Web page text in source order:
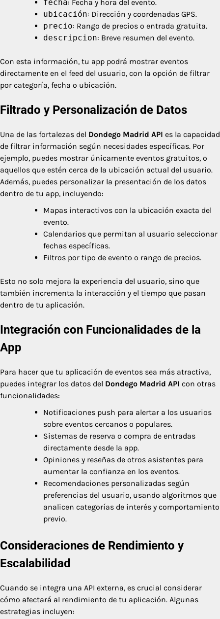
fecha: Fecha y hora del evento.
ubicación: Dirección y coordenadas GPS.
precio: Rango de precios o entrada gratuita.
descripcion: Breve resumen del evento.
Con esta información, tu app podrá mostrar eventos
directamente en el feed del usuario, con la opción de filtrar
por categoría, fecha o ubicación.
Filtrado y Personalización de Datos
Una de las fortalezas del Dondego Madrid API es la capacidad
de filtrar información según necesidades específicas. Por
ejemplo, puedes mostrar únicamente eventos gratuitos, o
aquellos que estén cerca de la ubicación actual del usuario.
Además, puedes personalizar la presentación de los datos
dentro de tu app, incluyendo:
Mapas interactivos con la ubicación exacta del
evento.
Calendarios que permitan al usuario seleccionar
fechas específicas.
Filtros por tipo de evento o rango de precios.
Esto no solo mejora la experiencia del usuario, sino que
también incrementa la interacción y el tiempo que pasan
dentro de tu aplicación.
Integración con Funcionalidades de la
App
Para hacer que tu aplicación de eventos sea más atractiva,
puedes integrar los datos del Dondego Madrid API con otras
funcionalidades:
Notificaciones push para alertar a los usuarios
sobre eventos cercanos o populares.
Sistemas de reserva o compra de entradas
directamente desde la app.
Opiniones y reseñas de otros asistentes para
aumentar la confianza en los eventos.
Recomendaciones personalizadas según
preferencias del usuario, usando algoritmos que
analicen categorías de interés y comportamiento
previo.
Consideraciones de Rendimiento y
Escalabilidad
Cuando se integra una API externa, es crucial considerar
cómo afectará al rendimiento de tu aplicación. Algunas
estrategias incluyen: